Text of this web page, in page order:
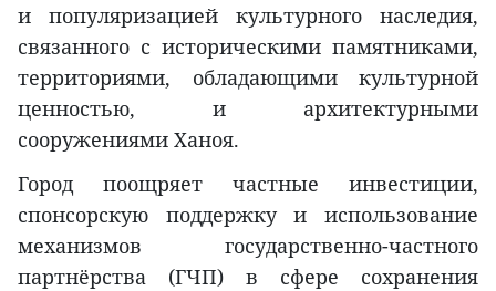
и популяризацией культурного наследия,
связанного с историческими памятниками,
территориями, обладающими культурной
ценностью, и архитектурными
сооружениями Ханоя.
Город поощряет частные инвестиции,
спонсорскую поддержку и использование
механизмов государственно-частного
партнёрства (ГЧП) в сфере сохранения